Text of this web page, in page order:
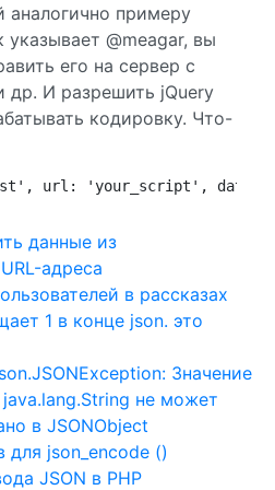
примеру
указывает @meagar, вы
его на сервер с
др. И разрешить jQuery
кодировку. Что-
url: 'your_script', data:
данные из
адреса
в рассказах
1 в конце json. это
Значение
java.lang.String не может
в JSONObject
для json_encode ()
JSON в PHP